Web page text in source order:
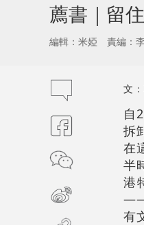
薦書｜留
編輯：米婭 責編：
文
自
拆
在
半
港
——
有